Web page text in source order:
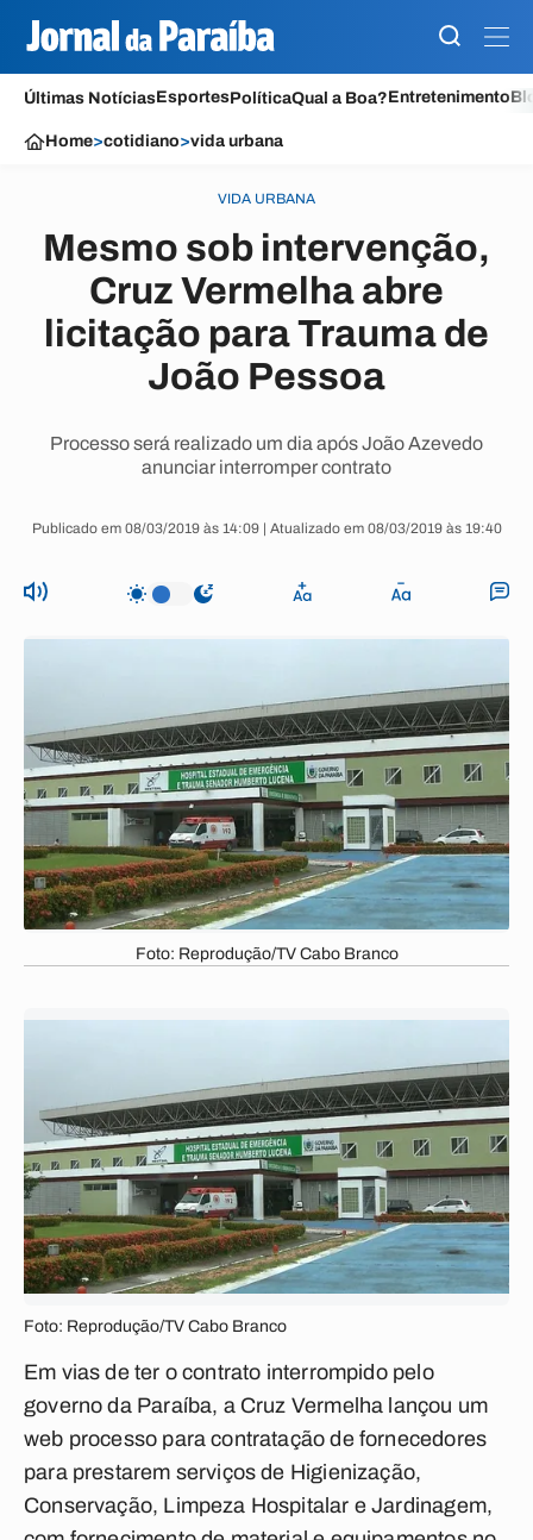
Últimas NotíciasEsportesPolíticaQual a Boa?Entretenimento
Home>cotidiano>vida urbana
VIDA URBANA
Mesmo sob intervenção,
Cruz Vermelha abre
licitação para Trauma de
João Pessoa
Processo será realizado um dia após João Azevedo
anunciar interromper contrato
Publicado em 08/03/2019 às 14:09 | Atualizado em 08/03/2019 às 19:40
Foto: Reprodução/TV Cabo Branco
Foto: Reprodução/TV Cabo Branco
Em vias de ter o contrato interrompido pelo
governo da Paraíba, a Cruz Vermelha lançou um
web processo para contratação de fornecedores
para prestarem serviços de Higienização,
Conservação, Limpeza Hospitalar e Jardinagem,